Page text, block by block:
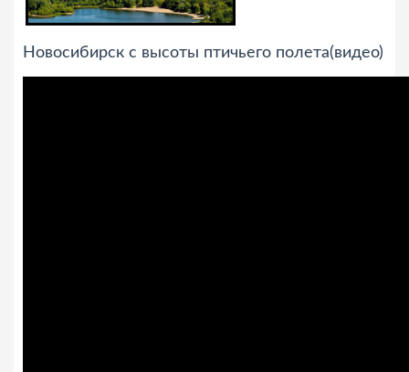
Новосибирск с высоты птичьего полета(видео)